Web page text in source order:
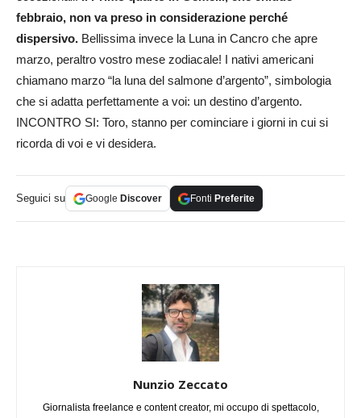
febbraio, non va preso in considerazione perché
dispersivo. Bellissima invece la Luna in Cancro che apre
marzo, peraltro vostro mese zodiacale! I nativi americani
chiamano marzo “la luna del salmone d’argento”, simbologia
che si adatta perfettamente a voi: un destino d’argento.
INCONTRO SI: Toro, stanno per cominciare i giorni in cui si
ricorda di voi e vi desidera.
Seguici su Google Discover Fonti Preferite
Nunzio Zeccato
Giornalista freelance e content creator, mi occupo di spettacolo,